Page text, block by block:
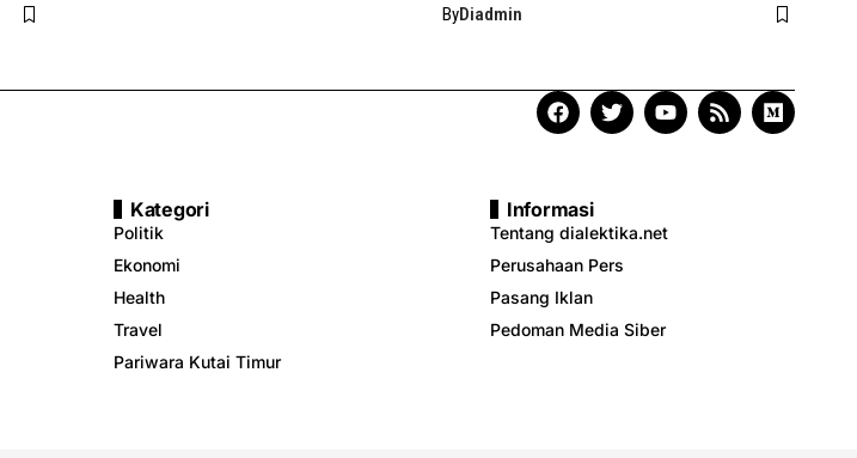
ByDiadmin
Kategori
Politik
Ekonomi
Health
Travel
Pariwara Kutai Timur
Informasi
Tentang dialektika.net
Perusahaan Pers
Pasang Iklan
Pedoman Media Siber